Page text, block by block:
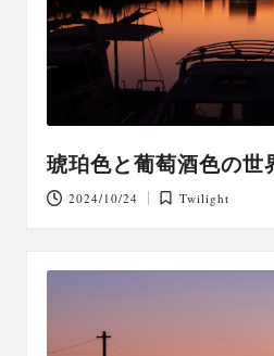
琥珀色と葡萄酒色の世
2024/10/24
Posted
Twilight